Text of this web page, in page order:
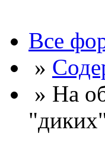
Все
»
» На